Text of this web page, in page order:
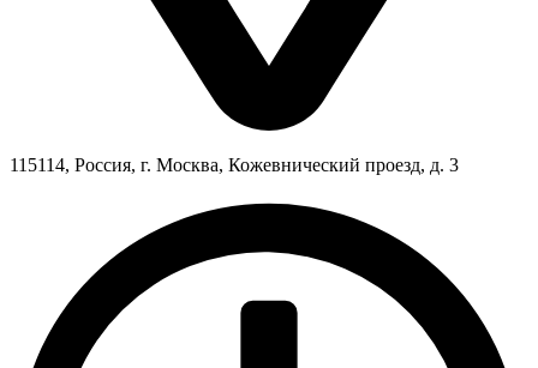
115114, Россия, г. Москва, Кожевнический проезд, д. 3